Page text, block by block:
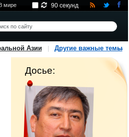
мире 90 секунд
Азии Другие важные темы
Досье: